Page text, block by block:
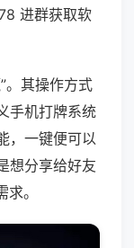
进群获取软
。其操作方式
手机打牌系统
，一键便可以
想分享给好友
。